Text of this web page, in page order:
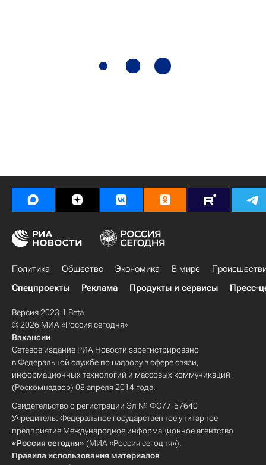
Политика Общество Экономика В мире
Спецпроекты
Реклама Продукты и сервисы Пресс-
Версия 2023.1 Beta
© 2026 МИА «Россия сегодня»
Вакансии
Сетевое издание РИА Новости зарегистрировано
в Федеральной службе по надзору в сфере связи,
информационных технологий и массовых коммуникаций
(Роскомнадзор) 08 апреля 2014 года.
Свидетельство о регистрации Эл № ФС77-57640
Учредитель: Федеральное государственное унитарное
предприятие Международное информационное агентство
«Россия сегодня» (МИА «Россия сегодня»).
Правила использования материалов